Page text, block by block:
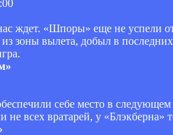
ждет. «Шпоры» еще не успели
зоны вылета, добыл в
себе место в
не всех вратарей, у